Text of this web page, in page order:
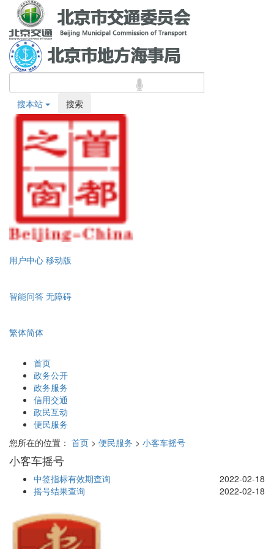
搜本站 搜索
用户中心 移动版
智能问答 无障碍
繁体简体
首页
政务公开
政务服务
信用交通
政民互动
便民服务
您所在的位置： 首页 > 便民服务 > 小客车摇号
小客车摇号
中签指标有效期查询
2022-02-18
摇号结果查询
2022-02-18